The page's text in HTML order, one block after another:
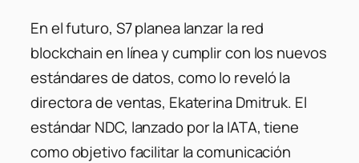
En el futuro, S7 planea lanzar la red
blockchain en línea y cumplir con los nuevos
estándares de datos, como lo reveló la
directora de ventas, Ekaterina Dmitruk. El
estándar NDC, lanzado por la IATA, tiene
como objetivo facilitar la comunicación